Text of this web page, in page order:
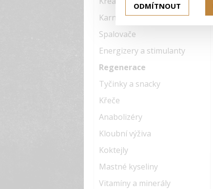
Karnitiny
Spalovače
Energizery a stimulanty
Regenerace
Tyčinky a snacky
Křeče
Anabolizéry
Kloubní výživa
Koktejly
Mastné kyseliny
Vitamíny a minerály
ODMÍTNOUT